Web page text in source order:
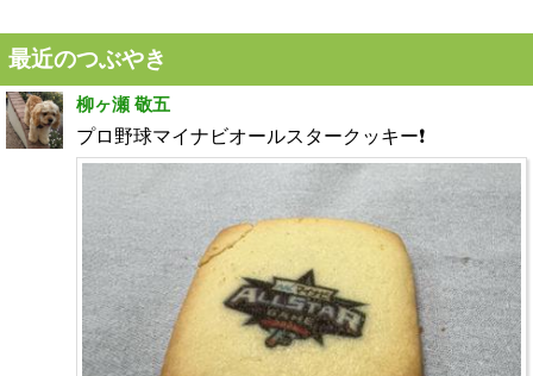
最近のつぶやき
柳ヶ瀬 敬五
プロ野球マイナビオールスタークッキー❗️